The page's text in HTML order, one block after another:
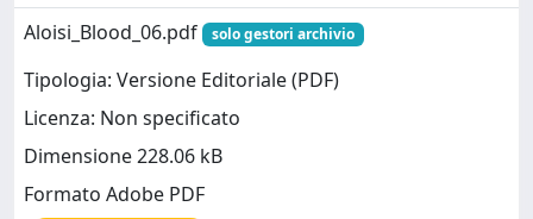
Aloisi_Blood_06.pdf
solo gestori archivio
Tipologia: Versione Editoriale (PDF)
Licenza: Non specificato
Dimensione 228.06 kB
Formato Adobe PDF